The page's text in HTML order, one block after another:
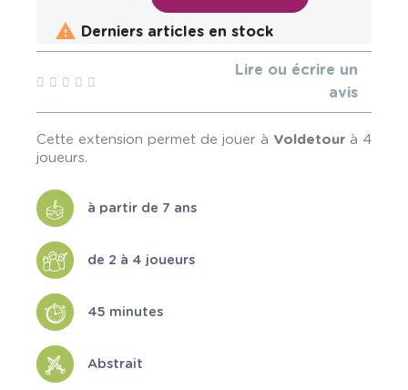
 Derniers articles en stock
Lire ou écrire un
avis
Cette extension permet de jouer à Voldetour à 4
joueurs.
à partir de 7 ans
de 2 à 4 joueurs
45 minutes
Abstrait